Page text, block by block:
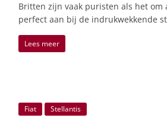
Britten zijn vaak puristen als het om
perfect aan bij de indrukwekkende
Lees meer
Fiat Stellantis